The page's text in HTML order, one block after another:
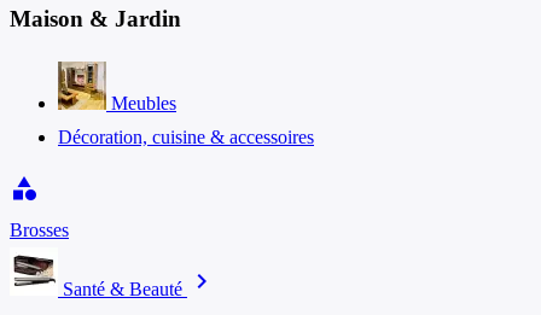
Maison & Jardin
Meubles
Décoration, cuisine & accessoires
category
Brosses
Santé & Beauté chevron_right